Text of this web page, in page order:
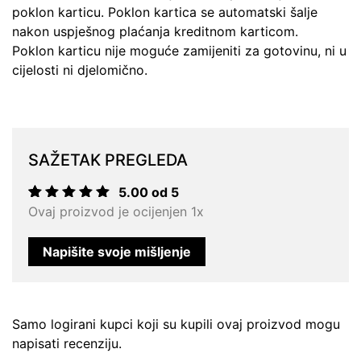
poklon karticu. Poklon kartica se automatski šalje
nakon uspješnog plaćanja kreditnom karticom.
Poklon karticu nije moguće zamijeniti za gotovinu, ni u
cijelosti ni djelomično.
SAŽETAK PREGLEDA
Korisnička
ocjena:
5.00od
ukupno 5
1
5.00 od 5
Ovaj proizvod je ocijenjen 1x
Napišite svoje mišljenje
Samo logirani kupci koji su kupili ovaj proizvod mogu
napisati recenziju.